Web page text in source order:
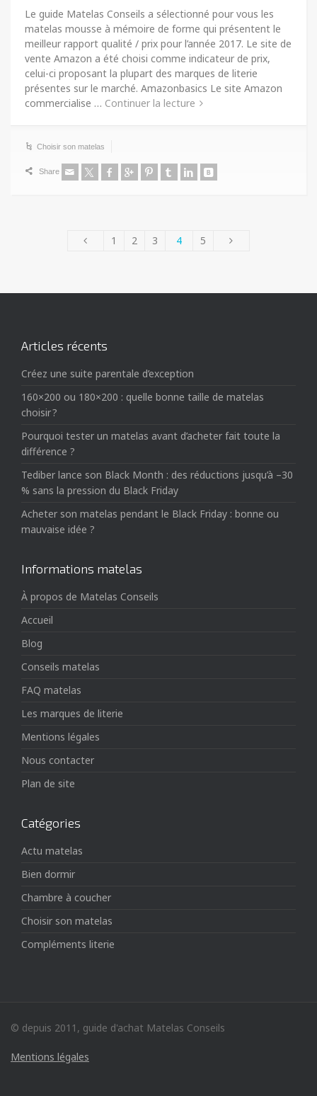
Le guide Matelas Conseils a sélectionné pour vous les
matelas mousse à mémoire de forme qui présentent le
meilleur rapport qualité / prix pour l’année 2017. Le site de
vente Amazon a été choisi comme indicateur de prix,
celui-ci proposant la plupart des marques de literie
présentes sur le marché. Amazonbasics Le site Amazon
commercialise … Continuer la lecture
Choisir son matelas
Share
1 2 3 4 5
Articles récents
Créez une suite parentale d’exception
160×200 ou 180×200 : quelle bonne taille de matelas
choisir ?
Pourquoi tester un matelas avant d’acheter fait toute la
différence ?
Tediber lance son Black Month : des réductions jusqu’à –30
% sans la pression du Black Friday
Acheter son matelas pendant le Black Friday : bonne ou
mauvaise idée ?
Informations matelas
À propos de Matelas Conseils
Accueil
Blog
Conseils matelas
FAQ matelas
Les marques de literie
Mentions légales
Nous contacter
Plan de site
Catégories
Actu matelas
Bien dormir
Chambre à coucher
Choisir son matelas
Compléments literie
© depuis 2011, guide d'achat Matelas Conseils
Mentions légales